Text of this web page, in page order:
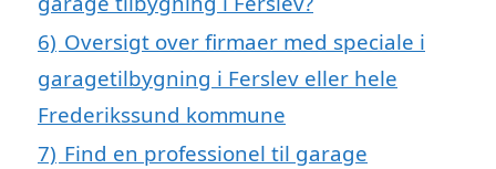
6) Oversigt over firmaer med speciale i
garagetilbygning i Ferslev eller hele
Frederikssund kommune
7) Find en professionel til garage